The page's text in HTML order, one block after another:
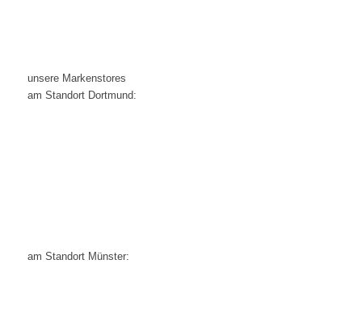
unsere Markenstores
am Standort Dortmund:
am Standort Münster: